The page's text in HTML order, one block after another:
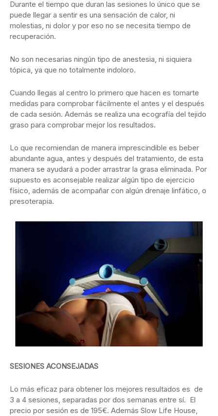
Durante el tiempo que duran las sesiones lo único que se
puede llegar a sentir es una sensación de calor, ni
molestias, ni dolor y por eso no se necesita tiempo de
recuperación.
No son necesarias ningún tipo de anestesia, ni siquiera
tópica, ya que no totalmente indoloro.
Cuando llegas al centro lo primero que hacen es tomarte
medidas para comprobar fácilmente el antes y el después
de cada sesión. Además se realiza una ecografía del tejido
graso para comprobar mejor los resultados.
Lo que recomiendan de manera imprescindible es beber
abundante agua, antes y después del tratamiento, de esta
manera se ayudará a poder arrastrar la grasa eliminada. Por
supuesto es aconsejable realizar algún tipo de ejercicio
físico, además de acompañar con algún drenaje linfático, o
presoterapia.
SESIONES ACONSEJADAS
Lo más eficaz para obtener los mejores resultados es de
3 a 4 sesiones, separadas por dos semanas entre sí. El
precio por sesión es de 195€. Además Slow Life House,